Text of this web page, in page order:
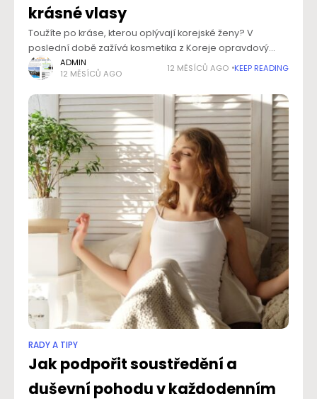
krásné vlasy
Toužíte po kráse, kterou oplývají korejské ženy? V
poslední době zažívá kosmetika z Koreje opravdový
boom. A není se vůbec čemu divit. Nejen péči o pleť, ale
ani o vlasy
ADMIN
12 MĚSÍCŮ AGO
12 MĚSÍCŮ AGO KEEP READING
RADY A TIPY
Jak podpořit soustředění a
duševní pohodu v každodenním